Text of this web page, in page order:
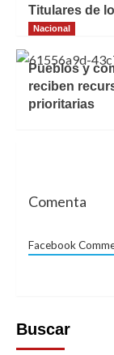
Titulares de
Nacional
Pueblos y
reciben
prioritarias
Comenta
Facebook
Buscar